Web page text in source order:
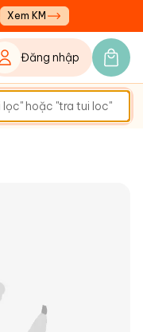
Xem KM
Đăng nhập